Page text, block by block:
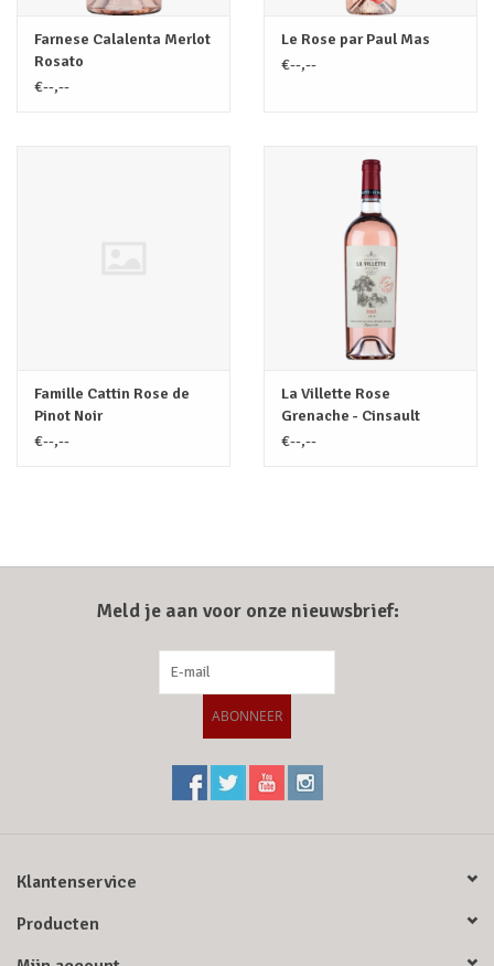
Farnese Calalenta Merlot
Rosato
€--,--
Le Rose par Paul Mas
€--,--
Famille Cattin Rose de
Pinot Noir
€--,--
La Villette Rose
Grenache - Cinsault
€--,--
Meld je aan voor onze nieuwsbrief:
ABONNEER
Klantenservice
Producten